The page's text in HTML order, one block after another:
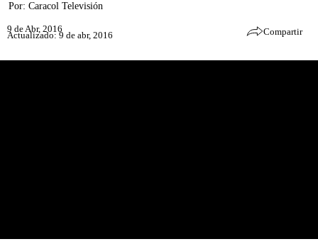
Por: Caracol Televisión
9 de Abr, 2016
Actualizado: 9 de abr, 2016 Compartir